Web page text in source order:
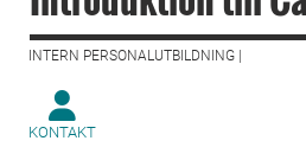
INTERN PERSONALUTBILDNING |
KONTAKT